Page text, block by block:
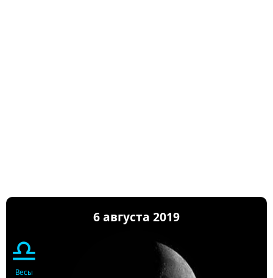
6 августа 2019
♎
Весы